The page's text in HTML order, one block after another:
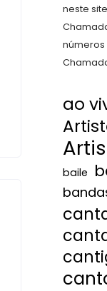
neste
ao
baile